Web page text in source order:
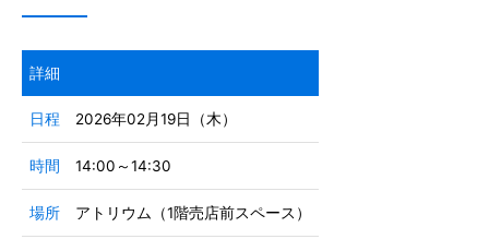
詳細
日程 2026年02月19日（木）
時間 14:00～14:30
場所 アトリウム（1階売店前スペース）